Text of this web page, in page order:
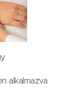
alkalmazva